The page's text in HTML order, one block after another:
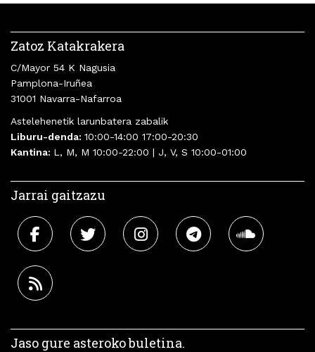
Zatoz Katakrakera
C/Mayor 54 K Nagusia
Pamplona-Iruñea
31001 Navarra-Nafarroa
Astelehenetik larunbatera zabalik
Liburu-denda: 10:00-14:00 17:00-20:30
Kantina: L, M, M 10:00-22:00 | J, V, S 10:00-01:00
Jarrai gaitzazu
Jaso gure asteroko buletina.